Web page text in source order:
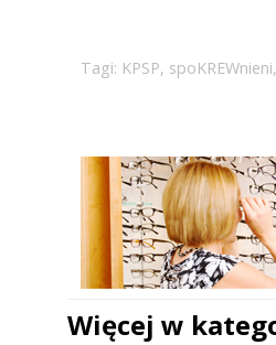
Tagi: KPSP, spoKREWnieni,
Więcej w